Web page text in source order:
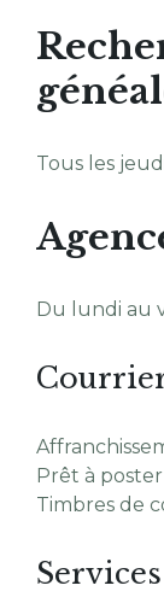
Tous les
Du lundi au
Prêt à poster
Timbres de